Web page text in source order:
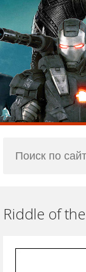
Riddle of